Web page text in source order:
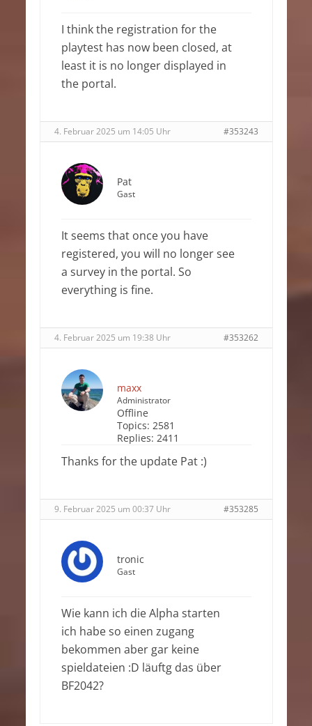
I think the registration for the
playtest has now been closed, at
least it is no longer displayed in
the portal.
4. Februar 2025 um 14:05 Uhr #353243
Pat
Gast
It seems that once you have
registered, you will no longer see
a survey in the portal. So
everything is fine.
4. Februar 2025 um 19:38 Uhr #353262
maxx
Administrator
Offline
Topics: 2581
Replies: 2411
Thanks for the update Pat :)
9. Februar 2025 um 00:37 Uhr #353285
tronic
Gast
Wie kann ich die Alpha starten
ich habe so einen zugang
bekommen aber gar keine
spieldateien :D läuftg das über
BF2042?